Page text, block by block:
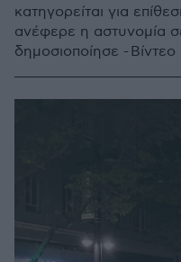
κατηγορείται για
ανέφερε η αστυνομία
δημοσιοποίησε -